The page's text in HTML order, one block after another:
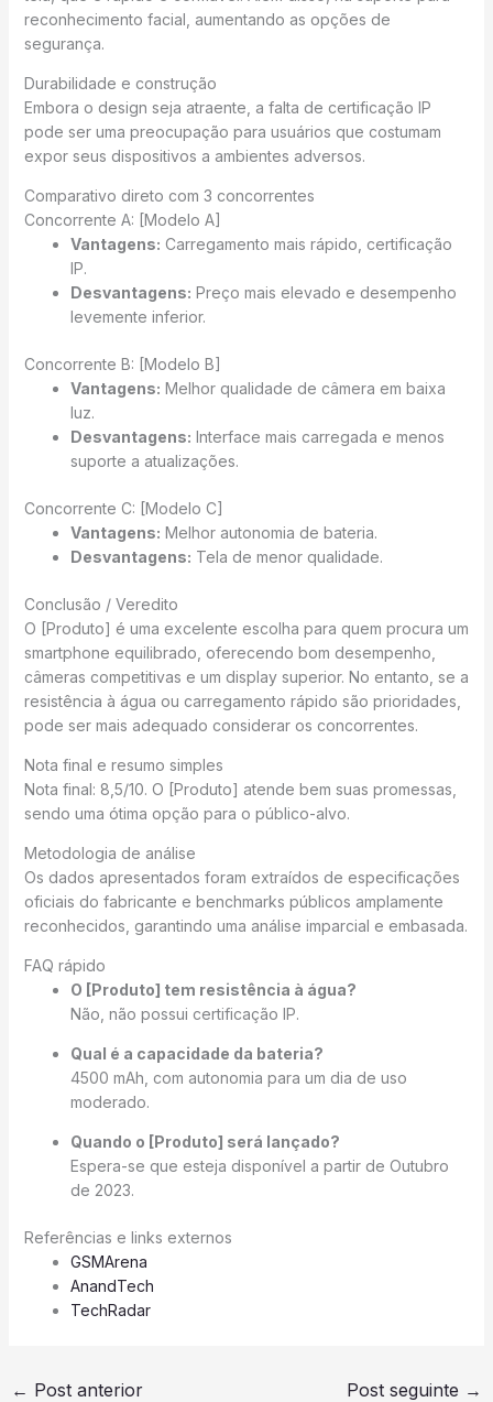
reconhecimento facial, aumentando as opções de
segurança.
Durabilidade e construção
Embora o design seja atraente, a falta de certificação IP
pode ser uma preocupação para usuários que costumam
expor seus dispositivos a ambientes adversos.
Comparativo direto com 3 concorrentes
Concorrente A: [Modelo A]
Vantagens: Carregamento mais rápido, certificação
IP.
Desvantagens: Preço mais elevado e desempenho
levemente inferior.
Concorrente B: [Modelo B]
Vantagens: Melhor qualidade de câmera em baixa
luz.
Desvantagens: Interface mais carregada e menos
suporte a atualizações.
Concorrente C: [Modelo C]
Vantagens: Melhor autonomia de bateria.
Desvantagens: Tela de menor qualidade.
Conclusão / Veredito
O [Produto] é uma excelente escolha para quem procura um
smartphone equilibrado, oferecendo bom desempenho,
câmeras competitivas e um display superior. No entanto, se a
resistência à água ou carregamento rápido são prioridades,
pode ser mais adequado considerar os concorrentes.
Nota final e resumo simples
Nota final: 8,5/10. O [Produto] atende bem suas promessas,
sendo uma ótima opção para o público-alvo.
Metodologia de análise
Os dados apresentados foram extraídos de especificações
oficiais do fabricante e benchmarks públicos amplamente
reconhecidos, garantindo uma análise imparcial e embasada.
FAQ rápido
O [Produto] tem resistência à água?
Não, não possui certificação IP.
Qual é a capacidade da bateria?
4500 mAh, com autonomia para um dia de uso
moderado.
Quando o [Produto] será lançado?
Espera-se que esteja disponível a partir de Outubro
de 2023.
Referências e links externos
GSMArena
AnandTech
TechRadar
← Post anterior Post seguinte →